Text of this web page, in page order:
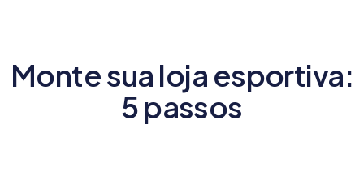
Monte sua loja esportiva:
5 passos